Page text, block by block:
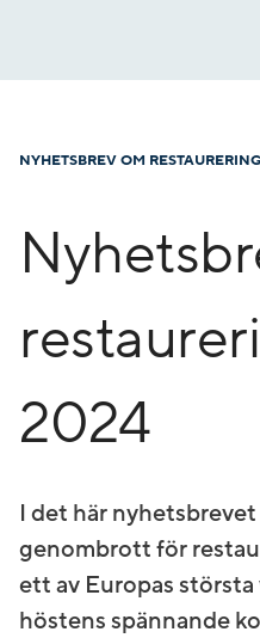
NYHETSBREV OM
2024
I det här
genombrott för
ett av Europas
höstens spännande